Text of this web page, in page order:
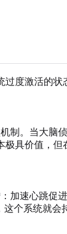
度激活的
机制。当大
具价值，但
加速心跳促
个系统就会